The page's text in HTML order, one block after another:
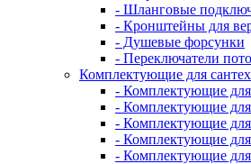
- Шланговые
- Кронштейны для
- Душевые форсунки
- Переключатели
Комплектующие для
- Комплектующие для
- Комплектующие для
- Комплектующие
- Комплектующие
- Комплектующие